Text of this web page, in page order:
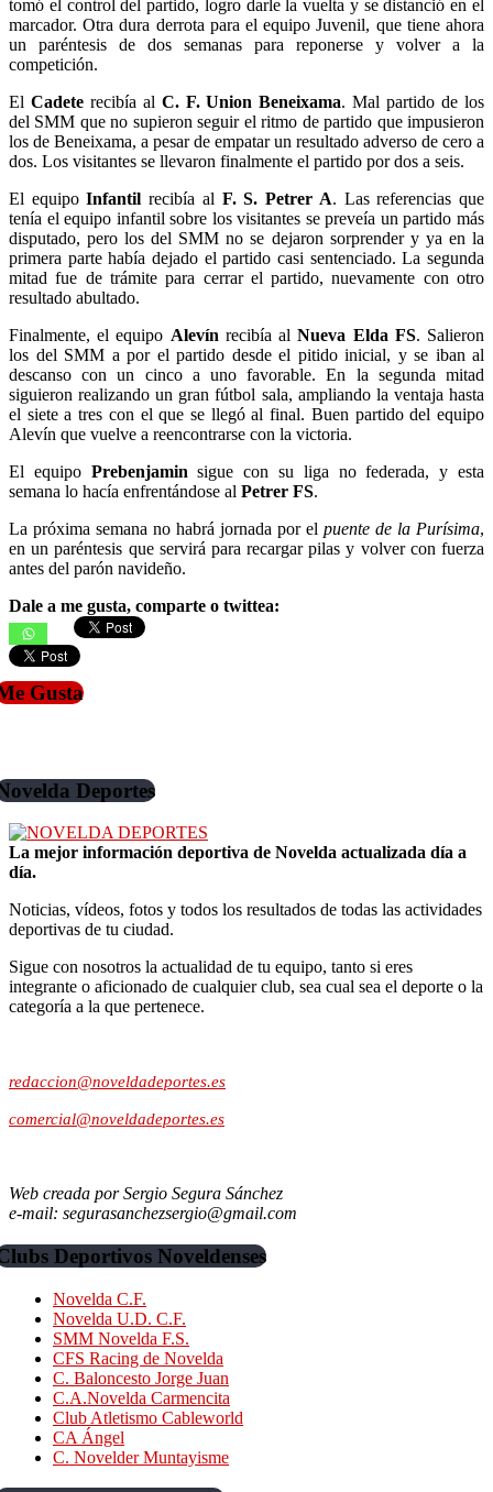
tomó el control del partido, logro darle la vuelta y se distanció en el
marcador. Otra dura derrota para el equipo Juvenil, que tiene ahora
un paréntesis de dos semanas para reponerse y volver a la
competición.
El Cadeterecibía al C. F. Union Beneixama. Mal partido de los
del SMM que no supieron seguir el ritmo de partido que impusieron
los de Beneixama, a pesar de empatar un resultado adverso de cero a
dos. Los visitantes se llevaron finalmente el partido por dos a seis.
El equipoInfantil recibía al F. S. Petrer A. Las referencias que
tenía el equipo infantil sobre los visitantes se preveía un partido más
disputado, pero los del SMM no se dejaron sorprender y ya en la
primera parte había dejado el partido casi sentenciado. La segunda
mitad fue de trámite para cerrar el partido, nuevamente con otro
resultado abultado.
Finalmente, el equipo Alevín recibía alNueva Elda FS. Salieron
los del SMM a por el partido desde el pitido inicial, y se iban al
descanso con un cinco a uno favorable. En la segunda mitad
siguieron realizando un gran fútbol sala, ampliando la ventaja hasta
el siete a tres con el que se llegó al final. Buen partido del equipo
Alevín que vuelve a reencontrarse con la victoria.
El equipo Prebenjamin sigue con su liga no federada, y esta
semana lo hacía enfrentándose al Petrer FS.
La próxima semana no habrá jornada por el puente de la Purísima,
en un paréntesis que servirá para recargar pilas y volver con fuerza
antes del parón navideño.
Dale a me gusta, comparte o twittea:
Gusta
Deportes
La mejor información deportiva de Novelda actualizada día a
día.
Noticias, vídeos, fotos y todos los resultados de todas las actividades
deportivas de tu ciudad.
Sigue con nosotros la actualidad de tu equipo, tanto si eres
integrante o aficionado de cualquier club, sea cual sea el deporte o la
categoría a la que pertenece.
redaccion@noveldadeportes.es
comercial@noveldadeportes.es
Web creada por Sergio Segura Sánchez
e-mail: segurasanchezsergio@gmail.com
Deportivos Noveldenses
Novelda C.F.
Novelda U.D. C.F.
SMM Novelda F.S.
CFS Racing de Novelda
C. Baloncesto Jorge Juan
C.A.Novelda Carmencita
Club Atletismo Cableworld
CA Ángel
C. Novelder Muntayisme